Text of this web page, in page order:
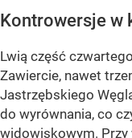
Kontrowersje w
Lwią część
Zawiercie, nawet
Jastrzębskiego
do wyrównania, co
widowiskowym. Przy